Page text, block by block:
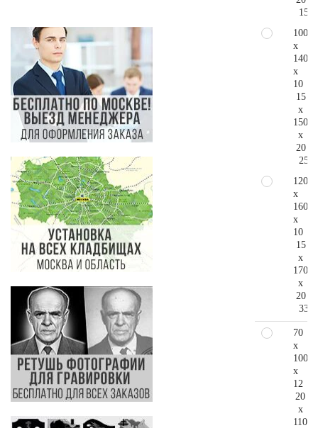
100
x
140
x
10
15
x
150
x
20
120
x
160
x
10
15
x
170
x
20
70
x
100
x
12
20
x
110